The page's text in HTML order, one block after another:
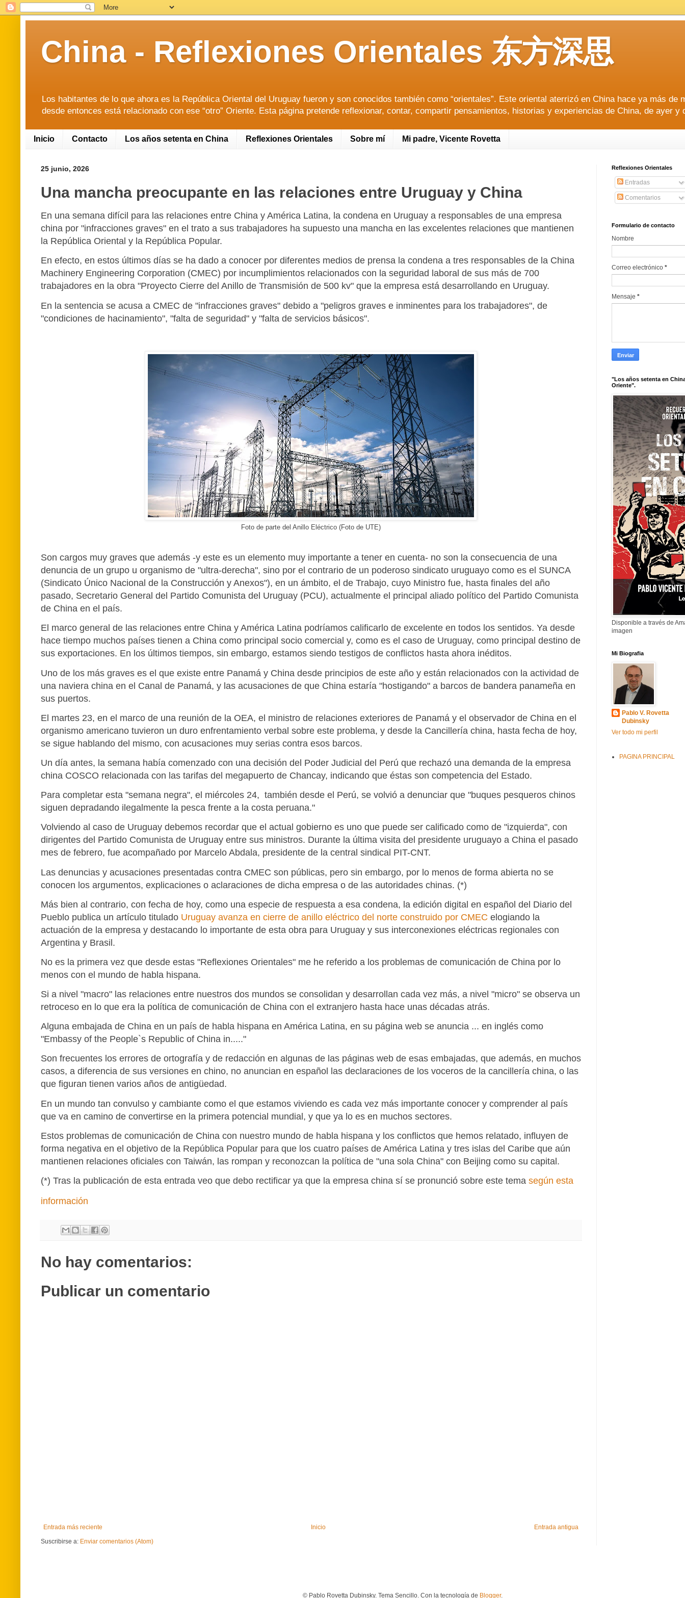
China - Reflexiones Orientales 东方深思
Los habitantes de lo que ahora es la República Oriental del Uruguay fueron y son conocidos también como “orientales”. Este oriental aterrizó en China hace ya más de
desde entonces está relacionado con ese “otro” Oriente. Esta página pretende reflexionar, contar, compartir pensamientos, historias y experiencias de China, de ayer y
Inicio Contacto Los años setenta en China Reflexiones Orientales Sobre mí Mi padre, Vicente Rovetta
25 junio, 2026
Una mancha preocupante en las relaciones entre Uruguay y China
En una semana difícil para las relaciones entre China y América Latina, la condena en Uruguay a responsables de una empresa
china por "infracciones graves" en el trato a sus trabajadores ha supuesto una mancha en las excelentes relaciones que mantienen
la República Oriental y la República Popular.
En efecto, en estos últimos días se ha dado a conocer por diferentes medios de prensa la condena a tres responsables de la China
Machinery Engineering Corporation (CMEC) por incumplimientos relacionados con la seguridad laboral de sus más de 700
trabajadores en la obra "Proyecto Cierre del Anillo de Transmisión de 500 kv" que la empresa está desarrollando en Uruguay.
En la sentencia se acusa a CMEC de "infracciones graves" debido a "peligros graves e inminentes para los trabajadores", de
"condiciones de hacinamiento", "falta de seguridad" y "falta de servicios básicos".
Foto de parte del Anillo Eléctrico (Foto de UTE)
Son cargos muy graves que además -y este es un elemento muy importante a tener en cuenta- no son la consecuencia de una
denuncia de un grupo u organismo de "ultra-derecha", sino por el contrario de un poderoso sindicato uruguayo como es el SUNCA
(Sindicato Único Nacional de la Construcción y Anexos"), en un ámbito, el de Trabajo, cuyo Ministro fue, hasta finales del año
pasado, Secretario General del Partido Comunista del Uruguay (PCU), actualmente el principal aliado político del Partido Comunista
de China en el país.
El marco general de las relaciones entre China y América Latina podríamos calificarlo de excelente en todos los sentidos. Ya desde
hace tiempo muchos países tienen a China como principal socio comercial y, como es el caso de Uruguay, como principal destino de
sus exportaciones. En los últimos tiempos, sin embargo, estamos siendo testigos de conflictos hasta ahora inéditos.
Uno de los más graves es el que existe entre Panamá y China desde principios de este año y están relacionados con la actividad de
una naviera china en el Canal de Panamá, y las acusaciones de que China estaría "hostigando" a barcos de bandera panameña en
sus puertos.
El martes 23, en el marco de una reunión de la OEA, el ministro de relaciones exteriores de Panamá y el observador de China en el
organismo americano tuvieron un duro enfrentamiento verbal sobre este problema, y desde la Cancillería china, hasta fecha de hoy,
se sigue hablando del mismo, con acusaciones muy serias contra esos barcos.
Un día antes, la semana había comenzado con una decisión del Poder Judicial del Perú que rechazó una demanda de la empresa
china COSCO relacionada con las tarifas del megapuerto de Chancay, indicando que éstas son competencia del Estado.
Para completar esta "semana negra", el miércoles 24, también desde el Perú, se volvió a denunciar que "buques pesqueros chinos
siguen depradando ilegalmente la pesca frente a la costa peruana."
Volviendo al caso de Uruguay debemos recordar que el actual gobierno es uno que puede ser calificado como de "izquierda", con
dirigentes del Partido Comunista de Uruguay entre sus ministros. Durante la última visita del presidente uruguayo a China el pasado
mes de febrero, fue acompañado por Marcelo Abdala, presidente de la central sindical PIT-CNT.
Las denuncias y acusaciones presentadas contra CMEC son públicas, pero sin embargo, por lo menos de forma abierta no se
conocen los argumentos, explicaciones o aclaraciones de dicha empresa o de las autoridades chinas. (*)
Más bien al contrario, con fecha de hoy, como una especie de respuesta a esa condena, la edición digital en español del Diario del
Pueblo publica un artículo titulado Uruguay avanza en cierre de anillo eléctrico del norte construido por CMEC elogiando la
actuación de la empresa y destacando lo importante de esta obra para Uruguay y sus interconexiones eléctricas regionales con
Argentina y Brasil.
No es la primera vez que desde estas "Reflexiones Orientales" me he referido a los problemas de comunicación de China por lo
menos con el mundo de habla hispana.
Si a nivel "macro" las relaciones entre nuestros dos mundos se consolidan y desarrollan cada vez más, a nivel "micro" se observa un
retroceso en lo que era la política de comunicación de China con el extranjero hasta hace unas décadas atrás.
Alguna embajada de China en un país de habla hispana en América Latina, en su página web se anuncia ... en inglés como
"Embassy of the People`s Republic of China in....."
Son frecuentes los errores de ortografía y de redacción en algunas de las páginas web de esas embajadas, que además, en muchos
casos, a diferencia de sus versiones en chino, no anuncian en español las declaraciones de los voceros de la cancillería china, o las
que figuran tienen varios años de antigüedad.
En un mundo tan convulso y cambiante como el que estamos viviendo es cada vez más importante conocer y comprender al país
que va en camino de convertirse en la primera potencial mundial, y que ya lo es en muchos sectores.
Estos problemas de comunicación de China con nuestro mundo de habla hispana y los conflictos que hemos relatado, influyen de
forma negativa en el objetivo de la República Popular para que los cuatro países de América Latina y tres islas del Caribe que aún
mantienen relaciones oficiales con Taiwán, las rompan y reconozcan la política de "una sola China" con Beijing como su capital.
(*) Tras la publicación de esta entrada veo que debo rectificar ya que la empresa china sí se pronunció sobre este tema según esta
información
No hay comentarios:
Publicar un comentario
Entrada más reciente Entrada antigua
Inicio
Suscribirse a: Enviar comentarios (Atom)
Reflexiones Orientales
Entradas
Comentarios
Formulario de contacto
Nombre
Correo electrónico *
Mensaje *
"Los años setenta en
Oriente".
Disponible a través de
imagen
Mi Biografia
Pablo V. Rovetta
Dubinsky
Ver todo mi perfil
PAGINA PRINCIPAL
© Pablo Rovetta Dubinsky. Tema Sencillo. Con la tecnología de Blogger.